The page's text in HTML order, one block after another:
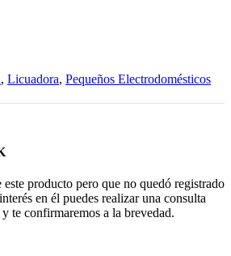
, Licuadora, Pequeños Electrodomésticos
este producto pero que no quedó registrado
en él puedes realizar una consulta
te confirmaremos a la brevedad.